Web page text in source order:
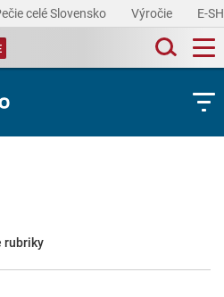
celé Slovensko Výročie E-
rubriky